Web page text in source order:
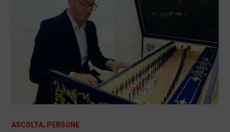
ASCOLTA, PERSONE